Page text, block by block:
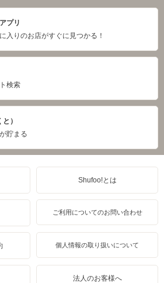
プリ
入りのお店がすぐに見つかる！
検索
）
貯まる
Shufoo!とは
ご利用についてのお問い合わせ
個人情報の取り扱いについて
法人のお客様へ